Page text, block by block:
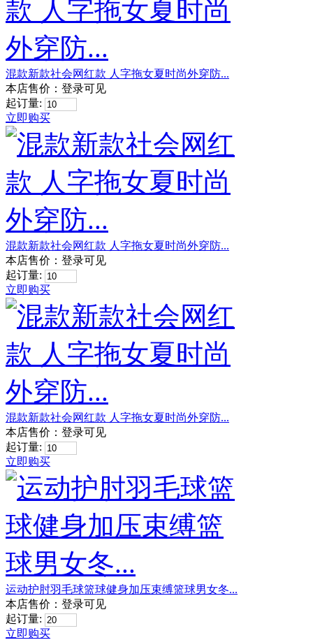
混款新款社会网红款 人字拖女夏时尚外穿防...
本店售价： 登录可见
起订量:
立即购买
混款新款社会网红款 人字拖女夏时尚外穿防...
本店售价： 登录可见
起订量:
立即购买
混款新款社会网红款 人字拖女夏时尚外穿防...
本店售价： 登录可见
起订量:
立即购买
运动护肘羽毛球篮球健身加压束缚篮球男女冬...
本店售价： 登录可见
起订量:
立即购买